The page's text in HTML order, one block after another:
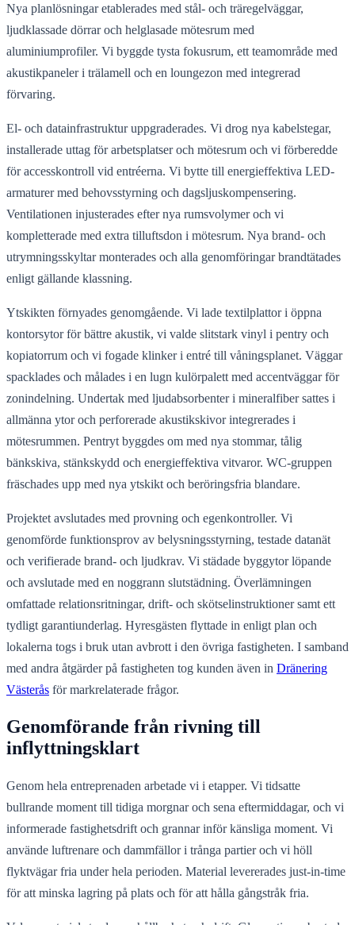
Nya planlösningar etablerades med stål- och träregelväggar,
ljudklassade dörrar och helglasade mötesrum med
aluminiumprofiler. Vi byggde tysta fokusrum, ett teamområde med
akustikpaneler i trälamell och en loungezon med integrerad
förvaring.
El- och datainfrastruktur uppgraderades. Vi drog nya kabelstegar,
installerade uttag för arbetsplatser och mötesrum och vi förberedde
för accesskontroll vid entréerna. Vi bytte till energieffektiva LED-
armaturer med behovsstyrning och dagsljuskompensering.
Ventilationen injusterades efter nya rumsvolymer och vi
kompletterade med extra tilluftsdon i mötesrum. Nya brand- och
utrymningsskyltar monterades och alla genomföringar brandtätades
enligt gällande klassning.
Ytskikten förnyades genomgående. Vi lade textilplattor i öppna
kontorsytor för bättre akustik, vi valde slitstark vinyl i pentry och
kopiatorrum och vi fogade klinker i entré till våningsplanet. Väggar
spacklades och målades i en lugn kulörpalett med accentväggar för
zonindelning. Undertak med ljudabsorbenter i mineralfiber sattes i
allmänna ytor och perforerade akustikskivor integrerades i
mötesrummen. Pentryt byggdes om med nya stommar, tålig
bänkskiva, stänkskydd och energieffektiva vitvaror. WC-gruppen
fräschades upp med nya ytskikt och beröringsfria blandare.
Projektet avslutades med provning och egenkontroller. Vi
genomförde funktionsprov av belysningsstyrning, testade datanät
och verifierade brand- och ljudkrav. Vi städade byggytor löpande
och avslutade med en noggrann slutstädning. Överlämningen
omfattade relationsritningar, drift- och skötselinstruktioner samt ett
tydligt garantiunderlag. Hyresgästen flyttade in enligt plan och
lokalerna togs i bruk utan avbrott i den övriga fastigheten. I samband
med andra åtgärder på fastigheten tog kunden även in Dränering
Västerås för markrelaterade frågor.
Genomförande från rivning till
inflyttningsklart
Genom hela entreprenaden arbetade vi i etapper. Vi tidsatte
bullrande moment till tidiga morgnar och sena eftermiddagar, och vi
informerade fastighetsdrift och grannar inför känsliga moment. Vi
använde luftrenare och dammfällor i trånga partier och vi höll
flyktvägar fria under hela perioden. Material levererades just-in-time
för att minska lagring på plats och för att hålla gångstråk fria.